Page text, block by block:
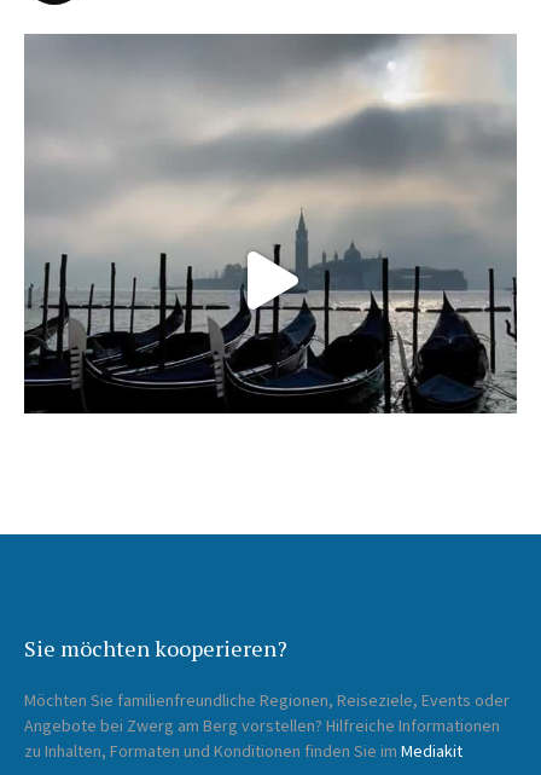
Sie möchten kooperieren?
Möchten Sie familienfreundliche Regionen, Reiseziele, Events oder
Angebote bei Zwerg am Berg vorstellen? Hilfreiche Informationen
zu Inhalten, Formaten und Konditionen finden Sie im Mediakit